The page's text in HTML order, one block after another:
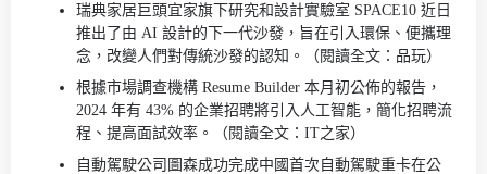
瑞典家居巨頭宜家旗下研究和設計實驗室 SPACE10 近日
推出了由 AI 設計的下一代沙發，旨在引入環保、便攜理
念，改變人們對傳統沙發的認知。（閱讀全文：品玩）
根據市場調查機構 Resume Builder 本月初公佈的報告，
2024 年有 43% 的企業招聘將引入人工智能，簡化招聘流
程、提高面試效率。（閱讀全文：IT之家）
自動駕駛公司圖森成功完成中國首次自動駕駛重卡在公